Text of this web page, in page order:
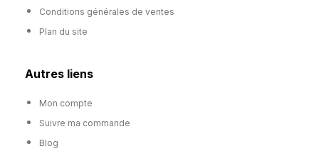
Conditions générales de ventes
Plan du site
Autres liens
Mon compte
Suivre ma commande
Blog